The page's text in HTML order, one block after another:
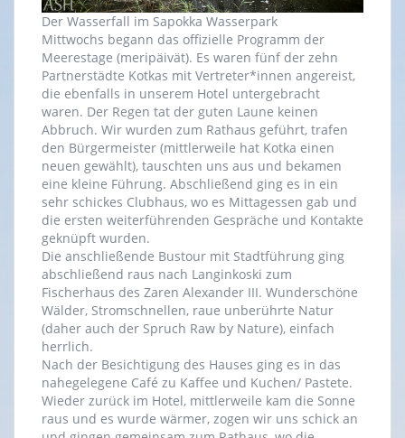
Der Wasserfall im Sapokka Wasserpark
Mittwochs begann das offizielle Programm der
Meerestage (meripäivät). Es waren fünf der zehn
Partnerstädte Kotkas mit Vertreter*innen angereist,
die ebenfalls in unserem Hotel untergebracht
waren. Der Regen tat der guten Laune keinen
Abbruch. Wir wurden zum Rathaus geführt, trafen
den Bürgermeister (mittlerweile hat Kotka einen
neuen gewählt), tauschten uns aus und bekamen
eine kleine Führung. Abschließend ging es in ein
sehr schickes Clubhaus, wo es Mittagessen gab und
die ersten weiterführenden Gespräche und Kontakte
geknüpft wurden.
Die anschließende Bustour mit Stadtführung ging
abschließend raus nach Langinkoski zum
Fischerhaus des Zaren Alexander III. Wunderschöne
Wälder, Stromschnellen, raue unberührte Natur
(daher auch der Spruch Raw by Nature), einfach
herrlich.
Nach der Besichtigung des Hauses ging es in das
nahegelegene Café zu Kaffee und Kuchen/ Pastete.
Wieder zurück im Hotel, mittlerweile kam die Sonne
raus und es wurde wärmer, zogen wir uns schick an